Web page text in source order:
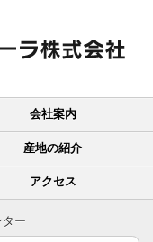
会社案内
産地の紹介
アクセス
ー